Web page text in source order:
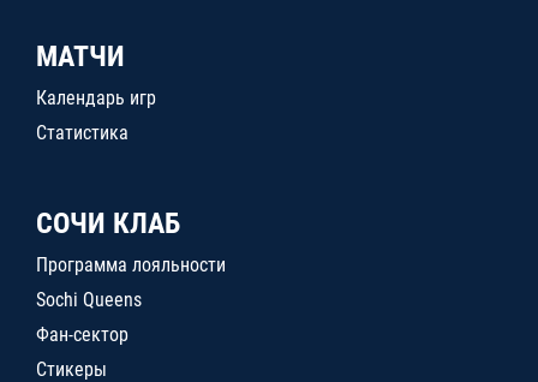
МАТЧИ
Календарь игр
Статистика
СОЧИ КЛАБ
Программа лояльности
Sochi Queens
Фан-сектор
Стикеры